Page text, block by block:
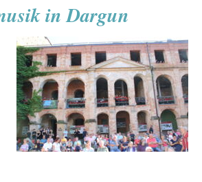
2022
in Dargun